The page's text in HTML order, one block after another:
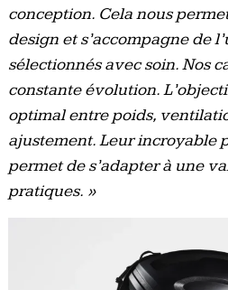
conception. Cela nous
design et s’accompagne de
sélectionnés avec soin. Nos
constante évolution.
optimal entre poids,
ajustement. Leur incroyable
permet de s’adapter à une
pratiques. »